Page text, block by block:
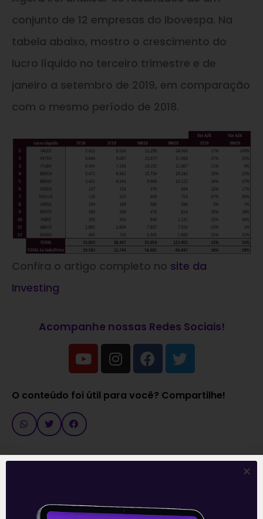
conjunto de 12 empresas do Ibovespa. Na
tabela abaixo, mostro o crescimento do
lucro líquido no terceiro trimestre e de
janeiro a setembro de 2019, em comparação
com o mesmo período de 2018.
Confira o artigo completo no site da
Investing
Acompanhe nossas Redes Sociais!
O conteúdo foi útil para você? Compartilhe!
Recomendado para